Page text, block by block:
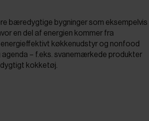
bæredygtige bygninger som eksempelvis
en del af energien kommer fra
køkkenudstyr og nonfood
– f.eks. svanemærkede produkter
kokketøj.